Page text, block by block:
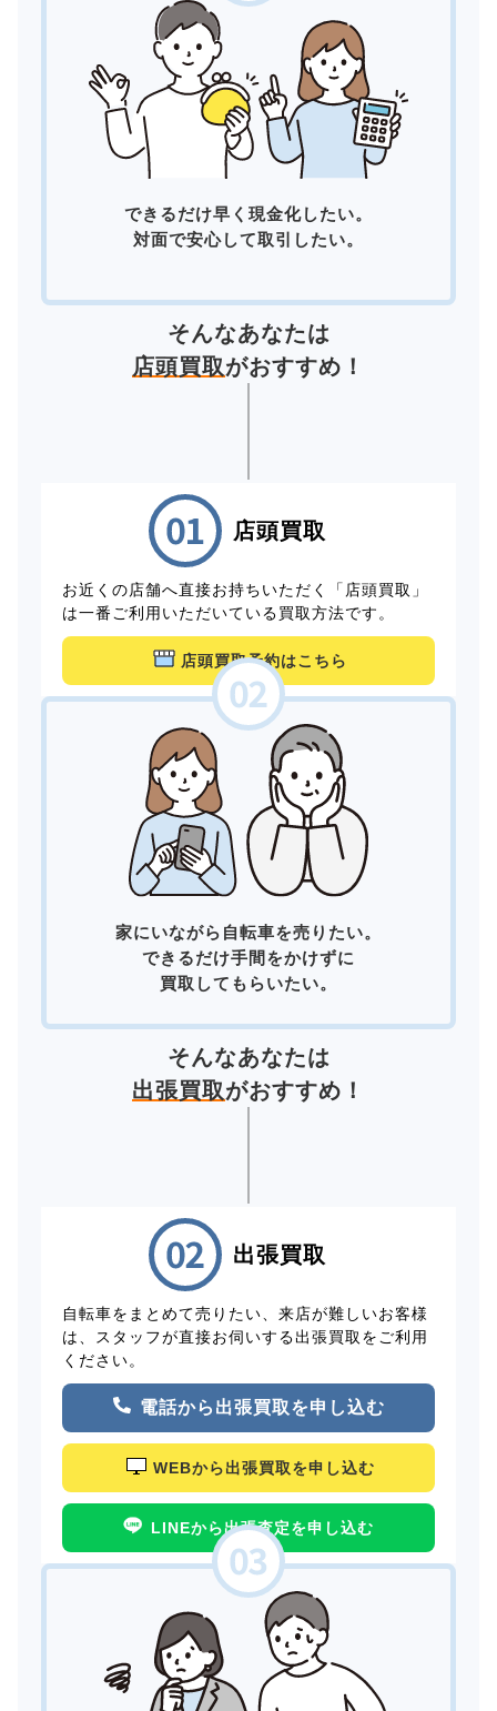
できるだけ早く現金化したい。
対面で安心して取引したい。
そんなあなたは
店頭買取がおすすめ！
店頭買取
お近くの店舗へ直接お持ちいただく「店頭買取」
は一番ご利用いただいている買取方法です。
店頭買取予約はこちら
家にいながら自転車を売りたい。
できるだけ手間をかけずに
買取してもらいたい。
そんなあなたは
出張買取がおすすめ！
出張買取
自転車をまとめて売りたい、来店が難しいお客様
は、スタッフが直接お伺いする出張買取をご利用
ください。
電話から出張買取を申し込む
WEBから出張買取を申し込む
LINEから出張査定を申し込む